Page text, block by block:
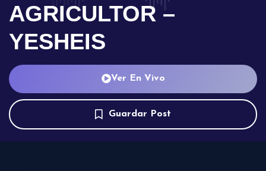
AGRICULTOR –
YESHEIS
Ver En Vivo
Guardar Post